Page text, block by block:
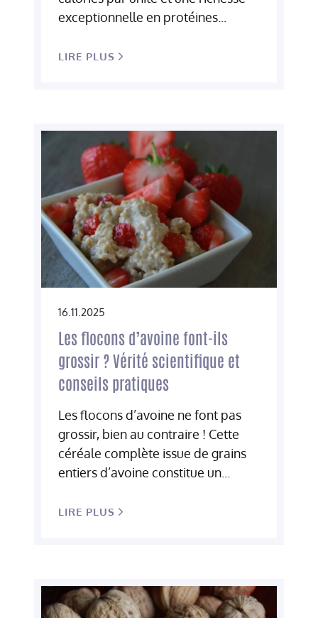
exceptionnelle en protéines...
LIRE PLUS
16.11.2025
Les flocons d’avoine font-ils
grossir ? Vérité scientifique et
conseils pratiques
Les flocons d’avoine ne font pas
grossir, bien au contraire ! Cette
céréale complète issue de grains
entiers d’avoine constitue un...
LIRE PLUS